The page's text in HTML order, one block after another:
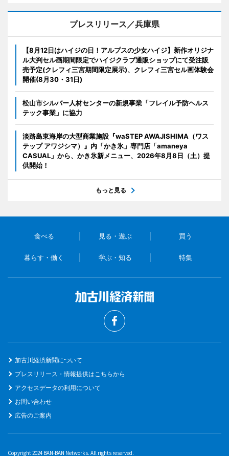
プレスリリース／兵庫県
【8月12日はハイジの日！アルプスの少女ハイジ】新作オリジナ
ル大判セル画期間限定でハイジクラブ通販ショップにて受注販
売予定(クレフィ三宮期間限定展示)、クレフィ三宮セル画体験会
開催(8月30・31日)
松山市シルバー人材センターの新規事業「フレイル予防ヘルス
テック事業」に協力
淡路島東海岸の大型商業施設『waSTEP AWAJISHIMA（ワス
テップ アワジシマ）』内「かき氷」専門店「amaneya
CASUAL」から、かき氷新メニュー、2026年8月8日（土）提
供開始！
もっと見る
食べる 見る・遊ぶ 買う
暮らす・働く 学ぶ・知る 特集
加古川経済新聞について
プレスリリース・情報提供はこちらから
アクセスデータの利用について
お問い合わせ
広告のご案内
Copyright 2024 BAN-BAN Networks. All rights reserved.